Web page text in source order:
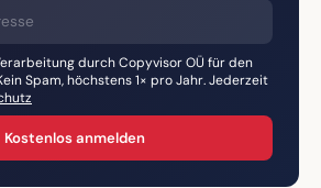
durch Copyvisor OÜ für den
Spam, höchstens 1× pro Jahr. Jederzeit
Kostenlos anmelden